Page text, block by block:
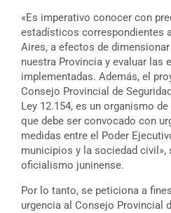
«Es imperativo conocer con
estadísticos correspondientes
Aires, a efectos de
nuestra Provincia y evaluar las
implementadas. Además, el
Consejo Provincial de
Ley 12.154, es un organismo
que debe ser convocado con
medidas entre el Poder
municipios y la sociedad civil»,
oficialismo juninense.
Por lo tanto, se peticiona a
urgencia al Consejo Provincial